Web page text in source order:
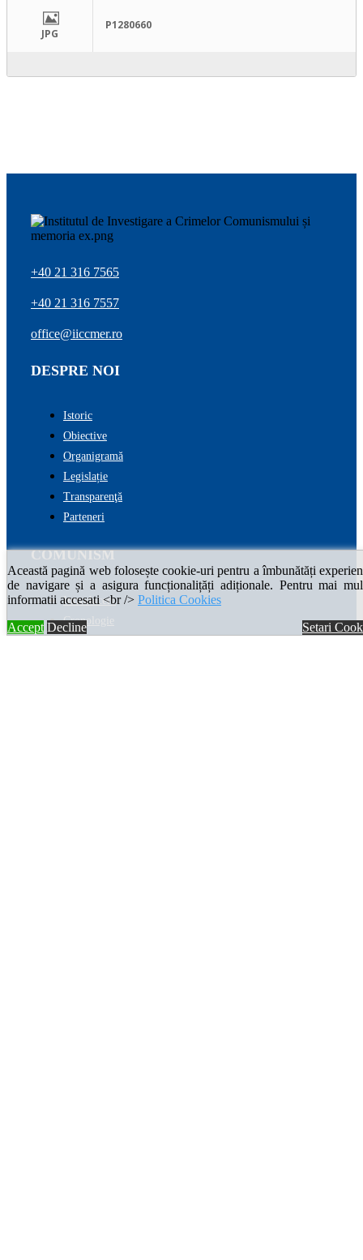
JPG
P1280660
+40 21 316 7565
+40 21 316 7557
office@iiccmer.ro
DESPRE NOI
Istoric
Obiective
Organigramă
Legislație
Transparenţă
Parteneri
COMUNISM
Introducere
Cronologie
Această pagină web folosește cookie-uri pentru a îmbunătăți
de navigare și a asigura funcționalițăți adiționale. Pentru mai
informatii accesati <br /> Politica Cookies
Accept Decline Setari